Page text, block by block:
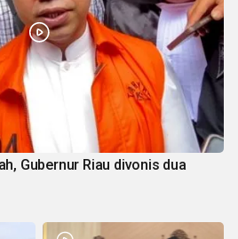
Gubernur Riau divonis dua